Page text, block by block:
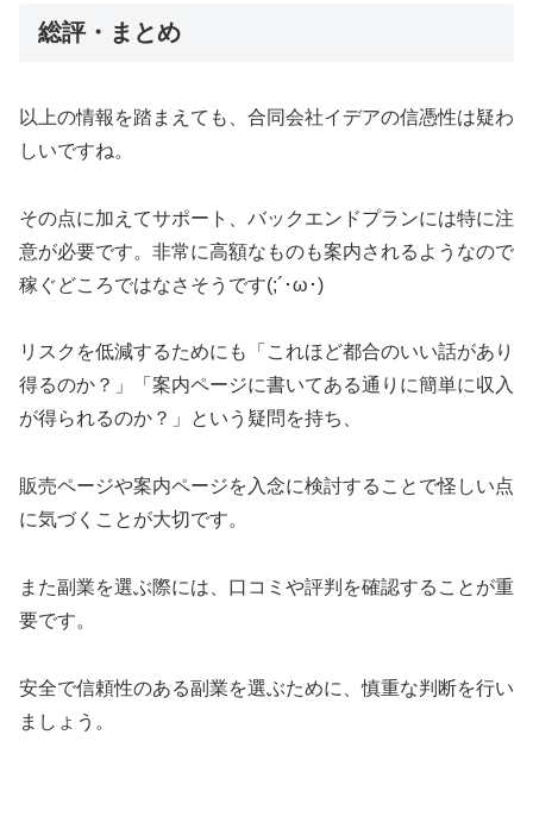
総評・まとめ
以上の情報を踏まえても、合同会社イデアの信憑性は疑わ
しいですね。
その点に加えてサポート、バックエンドプランには特に注
意が必要です。非常に高額なものも案内されるようなので
稼ぐどころではなさそうです(;´･ω･)
リスクを低減するためにも「これほど都合のいい話があり
得るのか？」「案内ページに書いてある通りに簡単に収入
が得られるのか？」という疑問を持ち、
販売ページや案内ページを入念に検討することで怪しい点
に気づくことが大切です。
また副業を選ぶ際には、口コミや評判を確認することが重
要です。
安全で信頼性のある副業を選ぶために、慎重な判断を行い
ましょう。